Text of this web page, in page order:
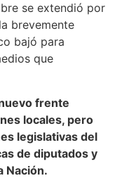
se extendió por
brevemente
bajó para
que
frente
locales, pero
legislativas del
de diputados y
Nación.